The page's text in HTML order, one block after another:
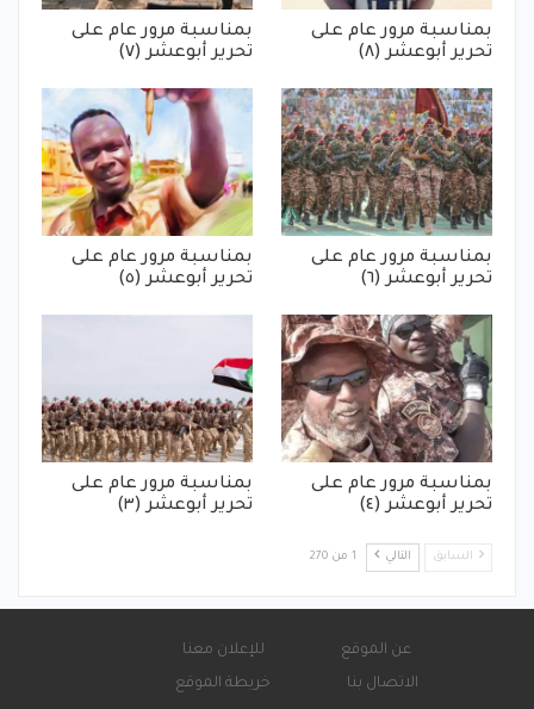
بمناسبة مرور عام على
تحرير أبوعشر (٨)
بمناسبة مرور عام على
تحرير أبوعشر (٧)
بمناسبة مرور عام على
تحرير أبوعشر (٦)
بمناسبة مرور عام على
تحرير أبوعشر (٥)
بمناسبة مرور عام على
تحرير أبوعشر (٤)
بمناسبة مرور عام على
تحرير أبوعشر (٣)
السابق التالي 1 من 270
عن الموقع
للإعلان معنا
الاتصال بنا
خريطة الموقع